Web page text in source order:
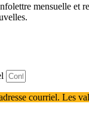
mensuelle et
courriel. Les